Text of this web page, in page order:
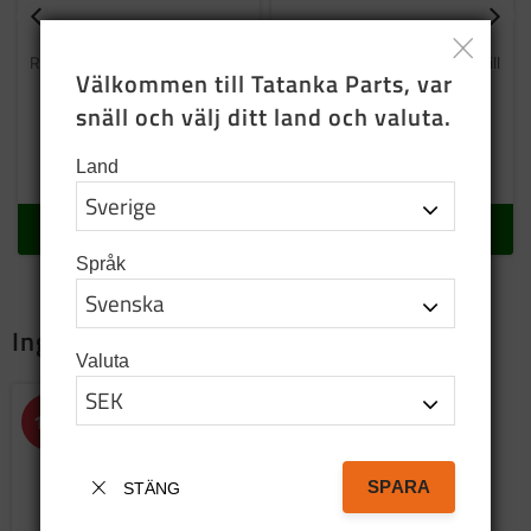
Reservdelar till Volvo TGB c303
I lager
KÖP
Till grenrör pos:21-22 (20 st till
en motor)
I lager
KÖP
Ingår i
15 Lägg till i favoriter
Välkommen till Tatanka Parts, var
snäll och välj ditt land och valuta.
Land
Språk
Valuta
STÄNG SPARA